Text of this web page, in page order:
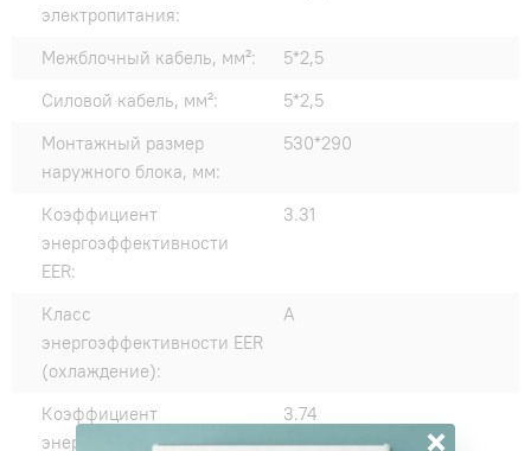
электропитания:
Межблочный кабель, мм²:
5*2,5
Силовой кабель, мм²:
5*2,5
Монтажный размер
наружного блока, мм:
530*290
Коэффициент
энергоэффективности
EER:
3.31
Класс
энергоэффективности EER
(охлаждение):
A
Коэффициент
энергоэффективности
3.74